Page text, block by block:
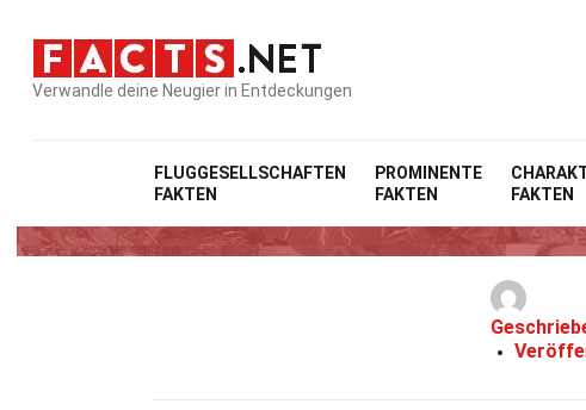
Verwandle deine Neugier in Entdeckungen
FLUGGESELLSCHAFTEN
FAKTEN
PROMINENTE
FAKTEN
FAKTEN